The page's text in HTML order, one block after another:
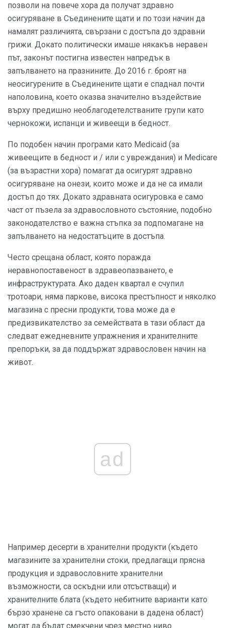
позволи на повече хора да получат здравно
осигуряване в Съединените щати и по този начин да
намалят различията, свързани с достъпа до здравни
грижи. Докато политически имаше някакъв неравен
път, законът постигна известен напредък в
запълването на празнините. До 2016 г. броят на
неосигурените в Съединените щати е спаднал почти
наполовина, което оказва значително въздействие
върху предишно необлагодетелстваните групи като
чернокожи, испанци и живеещи в бедност.
По подобен начин програми като Medicaid (за
живеещите в бедност и / или с увреждания) и Medicare
(за възрастни хора) помагат да осигурят здравно
осигуряване на онези, които може и да не са имали
достъп до тях. Докато здравната осигуровка е само
част от пъзела за здравословното състояние, подобно
законодателство е важна стъпка за подпомагане на
запълването на недостатъците в достъпа.
Често срещана област, която поражда
неравнопоставеност в здравеопазването, е
инфраструктурата. Ако даден квартал е счупил
тротоари, няма паркове, висока престъпност и няколко
магазина с пресни продукти, това може да е
предизвикателство за семействата в тази област да
следват ежедневните упражнения и хранителните
препоръки, за да поддържат здравословен начин на
живот.
ad
Например десерти в хранителни продукти (където
магазините за хранителни стоки, предлагащи прясна
продукция и здравословните хранителни
възможности, са оскъдни или отсъстващи) и
хранителните блата (където небитните варианти като
бързо хранене са гъсто опаковани в дадена област)
могат да бъдат смекчени чрез местно ниво